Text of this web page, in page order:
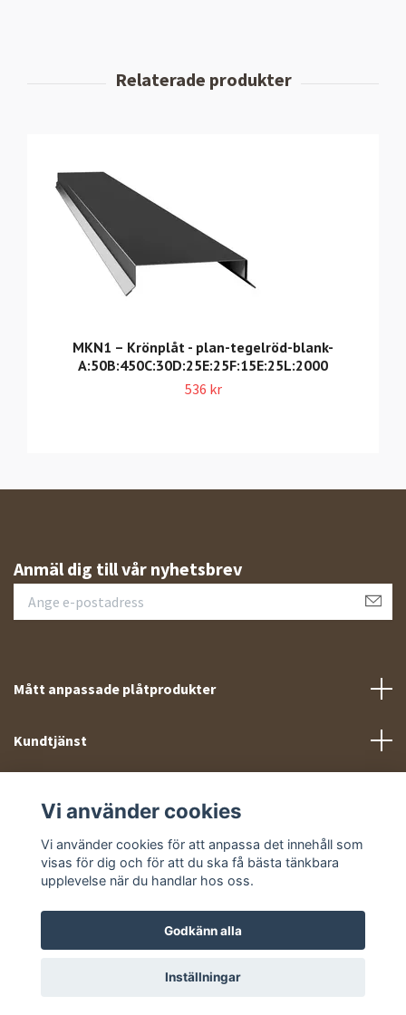
MKN1 – Krönplåt - plan-tegelröd-blank-
A:50B:450C:30D:25E:25F:15E:25L:2000
536 kr
Anmäl dig till vår nyhetsbrev
Mått anpassade plåtprodukter
Kundtjänst
Sociala medier
© 2026 Takprofiler.se
Vi använder cookies
Vi använder cookies för att anpassa det innehåll som
visas för dig och för att du ska få bästa tänkbara
upplevelse när du handlar hos oss.
Godkänn alla
Inställningar